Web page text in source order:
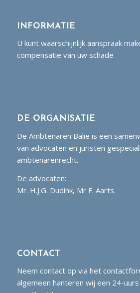
INFORMATIE
U kunt waarschijnlijk aanspraak
compensatie van uw schade
DE ORGANISATIE
De Ambtenaren Balie is een
van advocaten en juristen
ambtenarenrecht.
De advocaten:
Mr. H.J.G. Dudink, Mr F. Aarts.
CONTACT
Neem contact op via het
algemeen hanteren wij een 24-